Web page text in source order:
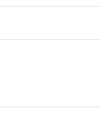
Yorum Yaz
Soru Sor